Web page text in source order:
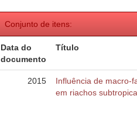
Conjunto de itens:
Data do
documento
Título
2015
Influência de macro-
em riachos